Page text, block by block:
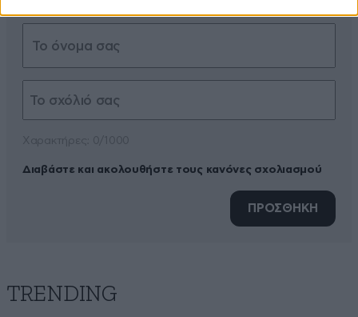
Διαβάστε και ακολουθήστε τους κανόνες σχολιασμού
ΠΡΟΣΘΗΚΗ
TRENDING